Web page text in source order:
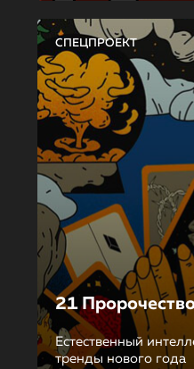
СПЕЦПРОЕКТ
21
Естественный
тренды нового года